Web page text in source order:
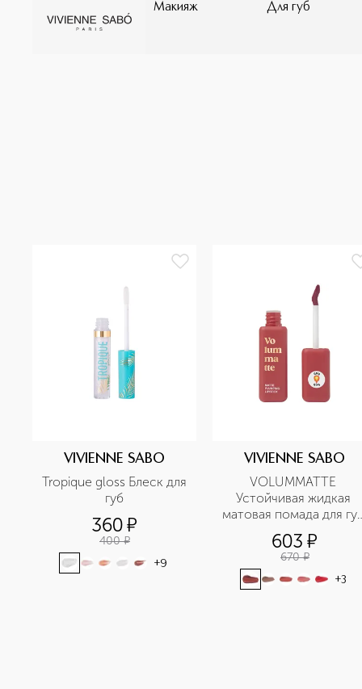
Макияж Для губ
VIVIENNE SABO
Tropique gloss Блеск для
губ
360¤
400 ¤
+9
VIVIENNE SABO
VOLUMMATTE
Устойчивая жидкая
матовая помада для
с плампингом
603 ¤
670 ¤
+3